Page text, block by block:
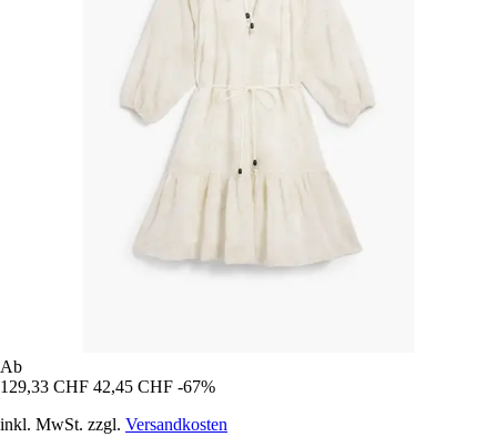
Ab
129,33 CHF 42,45 CHF -67%
inkl. MwSt. zzgl. Versandkosten